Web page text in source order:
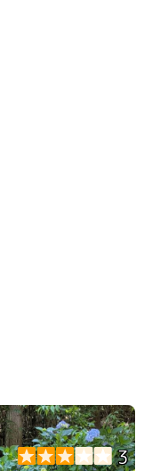
3